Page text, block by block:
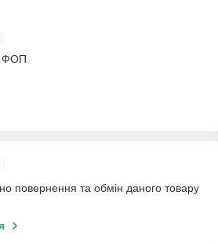
ФОП
повернення та обмін даного товару